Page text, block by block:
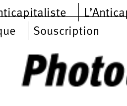
Souscription